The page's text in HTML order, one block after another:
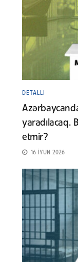
DETALLI
yaradılacaq.
etmir?
16 İYUN 2026